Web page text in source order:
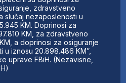
zdravstveno
slučaj nezaposlenosti u
KM. Doprinosi za
KM, za zdravstveno
a doprinosi za osiguranje
u iznosu 20.898.486 KM”,
uprave FBiH. (Nezavisne,